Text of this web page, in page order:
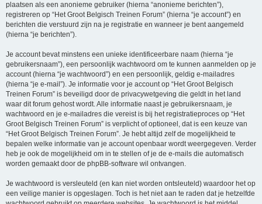
plaatsen als een anonieme gebruiker (hierna “anonieme berichten”),
registreren op “Het Groot Belgisch Treinen Forum” (hierna “je account”) en
berichten die verstuurd zijn na je registratie en wanneer je bent aangemeld
(hierna “je berichten”).
Je account bevat minstens een unieke identificeerbare naam (hierna “je
gebruikersnaam”), een persoonlijk wachtwoord om te kunnen aanmelden op je
account (hierna “je wachtwoord”) en een persoonlijk, geldig e-mailadres
(hierna “je e-mail”). Je informatie voor je account op “Het Groot Belgisch
Treinen Forum” is beveiligd door de privacywetgeving die geldt in het land
waar dit forum gehost wordt. Alle informatie naast je gebruikersnaam, je
wachtwoord en je e-mailadres die vereist is bij het registratieproces op “Het
Groot Belgisch Treinen Forum” is verplicht of optioneel, dat is een keuze van
“Het Groot Belgisch Treinen Forum”. Je hebt altijd zelf de mogelijkheid te
bepalen welke informatie van je account openbaar wordt weergegeven. Verder
heb je ook de mogelijkheid om in te stellen of je de e-mails die automatisch
worden gemaakt door de phpBB-software wil ontvangen.
Je wachtwoord is versleuteld (en kan niet worden ontsleuteld) waardoor het op
een veilige manier is opgeslagen. Toch is het niet aan te raden dat je hetzelfde